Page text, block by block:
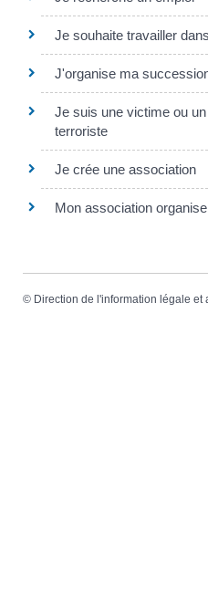
Je souhaite travailler
J'organise ma
Je suis une victime ou
terroriste
Je crée une association
Mon association
© Direction de l'information légale et